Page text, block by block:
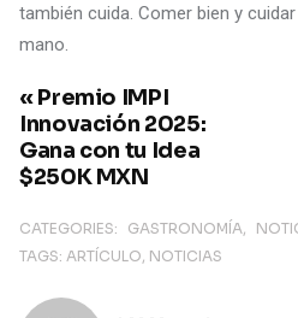
también cuida. Comer bien y
mano.
« Premio IMPI
Innovación 2025:
Gana con tu Idea
$250K MXN
CATEGORIES: GASTRONOMÍA
TAGS: ARTÍCULO NOTICIAS